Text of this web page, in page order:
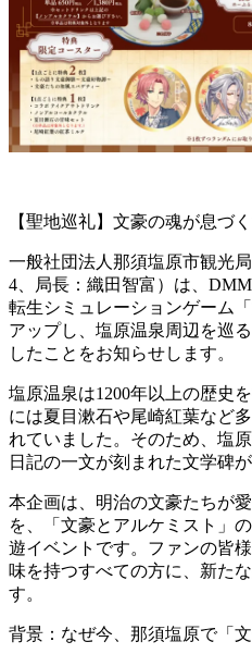
【聖地巡礼】文豪の魂が息づ
一般社団法人那須塩原市観光
4、局長：織田智富）は、
転生シミュレーションゲーム
アップし、塩原温泉周辺を巡
したことをお知らせします。
塩原温泉は1200年以上の歴史
には夏目漱石や尾崎紅葉など
れていました。そのため、塩
日記の一文が刻まれた文学碑
本企画は、明治の文豪たちが
を、「文豪とアルケミスト」
遊イベントです。ファンの皆
味を持つすべての方に、新た
す。
背景：なぜ今、那須塩原で「